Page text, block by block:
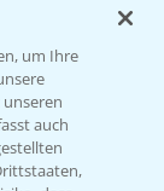
um Ihre
auch